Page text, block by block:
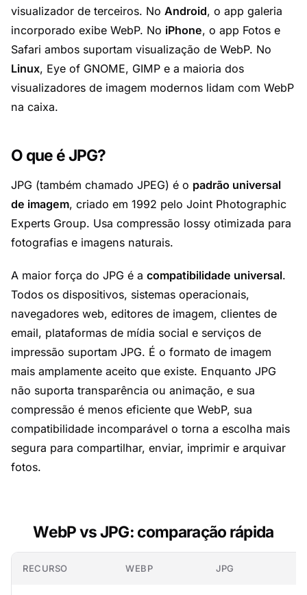
visualizador de terceiros. No Android, o app galeria
incorporado exibe WebP. No iPhone, o app Fotos e
Safari ambos suportam visualização de WebP. No
Linux, Eye of GNOME, GIMP e a maioria dos
visualizadores de imagem modernos lidam com WebP
na caixa.
O que é JPG?
JPG (também chamado JPEG) é o padrão universal
de imagem, criado em 1992 pelo Joint Photographic
Experts Group. Usa compressão lossy otimizada para
fotografias e imagens naturais.
A maior força do JPG é a compatibilidade universal.
Todos os dispositivos, sistemas operacionais,
navegadores web, editores de imagem, clientes de
email, plataformas de mídia social e serviços de
impressão suportam JPG. É o formato de imagem
mais amplamente aceito que existe. Enquanto JPG
não suporta transparência ou animação, e sua
compressão é menos eficiente que WebP, sua
compatibilidade incomparável o torna a escolha mais
segura para compartilhar, enviar, imprimir e arquivar
fotos.
WebP vs JPG: comparação rápida
RECURSO WEBP JPG